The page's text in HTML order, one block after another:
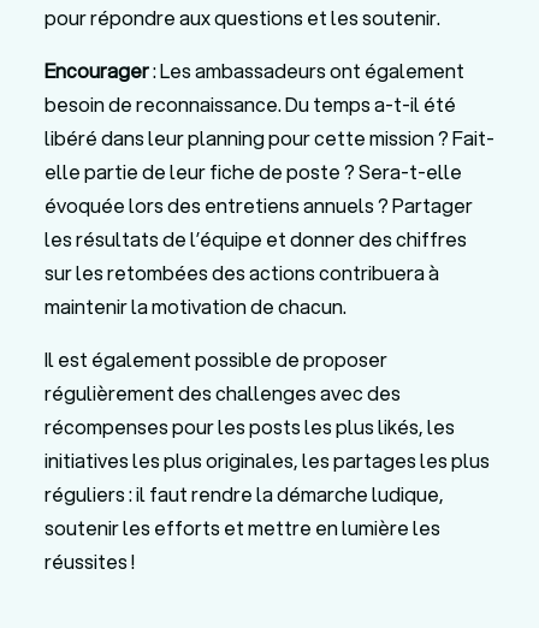
pour répondre aux questions et les soutenir.
Encourager: Les ambassadeurs ont également
besoin de reconnaissance. Du temps a-t-il été
libéré dans leur planning pour cette mission ? Fait-
elle partie de leur fiche de poste ? Sera-t-elle
évoquée lors des entretiens annuels ? Partager
les résultats de l’équipe et donner des chiffres
sur les retombées des actions contribuera à
maintenir la motivation de chacun.
Il est également possible de proposer
régulièrement des challenges avec des
récompenses pour les posts les plus likés, les
initiatives les plus originales, les partages les plus
réguliers : il faut rendre la démarche ludique,
soutenir les efforts et mettre en lumière les
réussites !